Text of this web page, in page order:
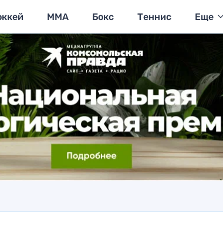
MMA Бокс Теннис Еще